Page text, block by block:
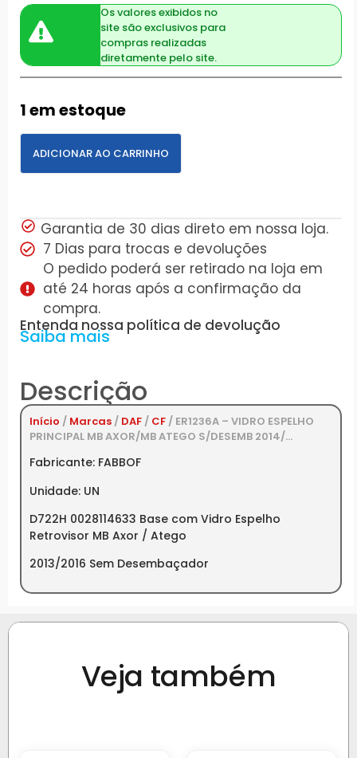
Os valores exibidos no
site são exclusivos para
compras realizadas
diretamente pelo site.
1 em estoque
ADICIONAR AO CARRINHO
Garantia de 30 dias direto em nossa loja.
7 Dias para trocas e devoluções
O pedido poderá ser retirado na loja em
até 24 horas após a confirmação da
compra.
Entenda nossa política de devolução
Saiba mais
Descrição
Início / Marcas / DAF / CF / ER1236A – VIDRO ESPELHO
PRINCIPAL MB AXOR/MB ATEGO S/DESEMB 2014/…
Fabricante: FABBOF
Unidade: UN
D722H 0028114633 Base com Vidro Espelho
Retrovisor MB Axor / Atego
2013/2016 Sem Desembaçador
Veja também